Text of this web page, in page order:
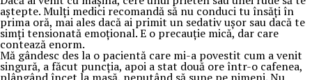
aștepte. Mulți medici recomandă să nu conduci tu însăți în
prima oră, mai ales dacă ai primit un sedativ ușor sau dacă te
simți tensionată emoțional. E o precauție mică, dar care
contează enorm.
Mă gândesc des la o pacientă care mi-a povestit cum a venit
singură, a făcut puncția, apoi a stat două ore într-o cafenea,